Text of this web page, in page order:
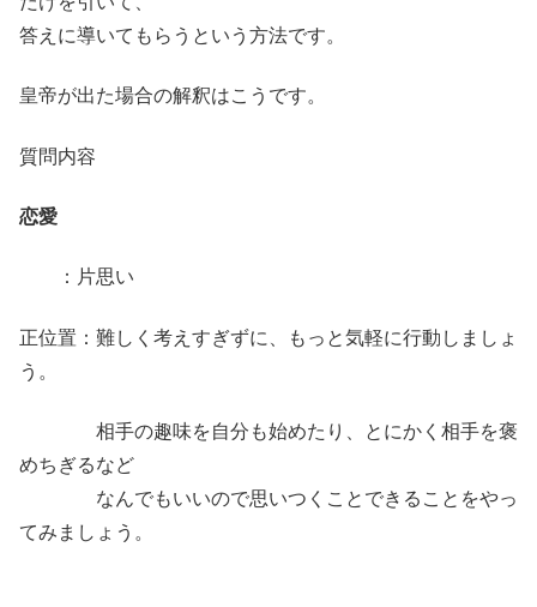
答えに導いてもらうという方法です。
皇帝が出た場合の解釈はこうです。
質問内容
恋愛
：片思い
正位置：難しく考えすぎずに、もっと気軽に行動しましょ
う。
相手の趣味を自分も始めたり、とにかく相手を褒
めちぎるなど
なんでもいいので思いつくことできることをやっ
てみましょう。